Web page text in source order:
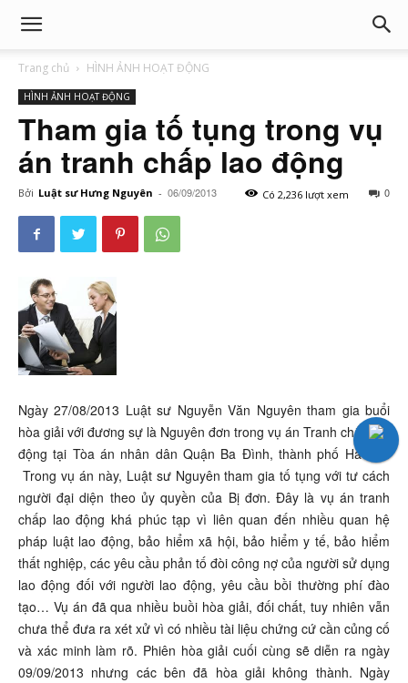
Trang chủ HÌNH ẢNH HOẠT ĐỘNG
HÌNH ẢNH HOẠT ĐỘNG
Tham gia tố tụng trong vụ
án tranh chấp lao động
Bởi Luật sư Hưng Nguyên - 06/09/2013 0
Có 2,236 lượt xem
Ngày 27/08/2013 Luật sư Nguyễn Văn Nguyên tham gia buổi
hòa giải với đương sự là Nguyên đơn trong vụ án Tranh chấp lao
động tại Tòa án nhân dân Quận Ba Đình, thành phố Hà Nội.
Trong vụ án này, Luật sư Nguyên tham gia tố tụng với tư cách
người đại diện theo ủy quyền của Bị đơn. Đây là vụ án tranh
chấp lao động khá phúc tạp vì liên quan đến nhiều quan hệ
pháp luật lao động, bảo hiểm xã hội, bảo hiểm y tế, bảo hiểm
thất nghiệp, các yêu cầu phản tố đòi công nợ của người sử dụng
lao động đối với người lao động, yêu cầu bồi thường phí đào
tạo… Vụ án đã qua nhiều buồi hòa giải, đối chất, tuy nhiên vẫn
chưa thể đưa ra xét xử vì có nhiều tài liệu chứng cứ cần củng cố
và xác minh làm rõ. Phiên hòa giải cuối cùng sẽ diễn ra ngày
09/09/2013 nhưng các bên đã hòa giải không thành. Ngày